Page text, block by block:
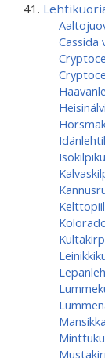
Cassida